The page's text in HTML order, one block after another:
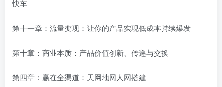
快车
第十一章：流量变现：让你的产品实现低成本持续爆发
第十章：商业本质：产品价值创新、传递与交换
第四章：赢在全渠道：天网地网人网搭建